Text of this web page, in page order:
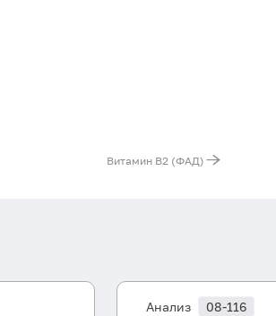
Витамин B2 (ФАД)
Анализ 08-116